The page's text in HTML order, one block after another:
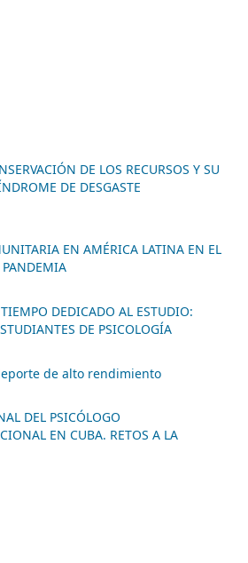
DE LOS RECURSOS Y SU
DE DESGASTE
EN AMÉRICA LATINA EN EL
DEDICADO AL ESTUDIO:
DE PSICOLOGÍA
de alto rendimiento
DEL PSICÓLOGO
EN CUBA. RETOS A LA